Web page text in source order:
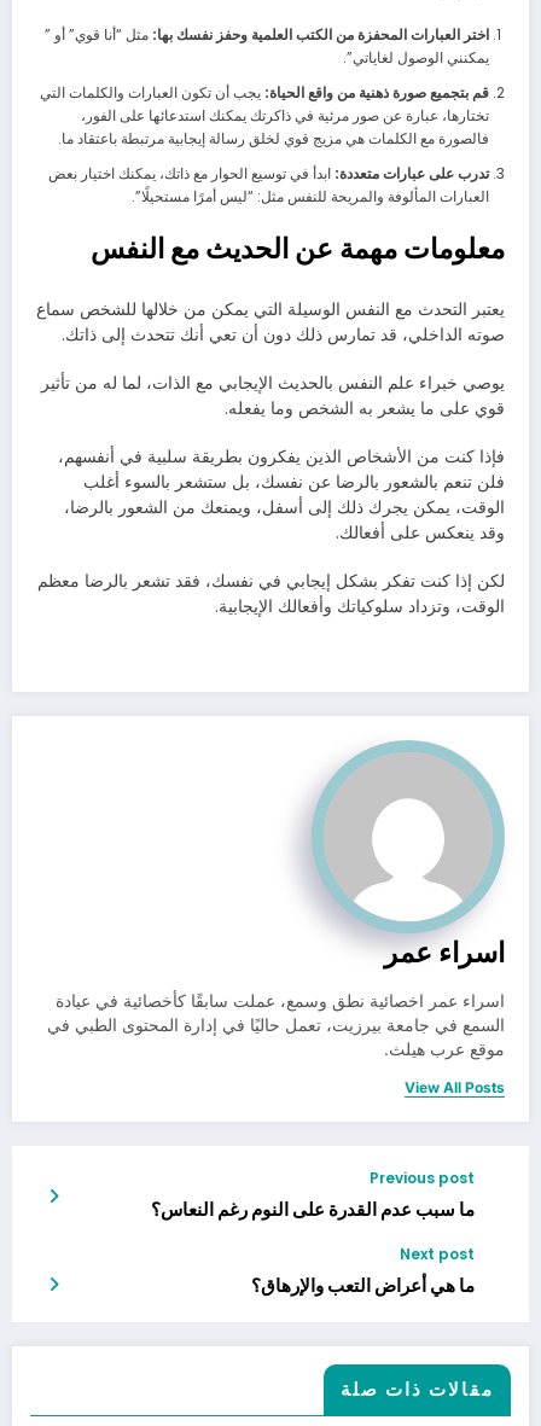
اختر العبارات المحفزة من الكتب العلمية وحفز نفسك بها: مثل “أنا قوي” أو ”
يمكنني الوصول لغاياتي”.
قم بتجميع صورة ذهنية من واقع الحياة:يجب أن تكون العبارات والكلمات التي
تختارها، عبارة عن صور مرئية في ذاكرتك يمكنك استدعائها على الفور،
فالصورة مع الكلمات هي مزيج قوي لخلق رسالة إيجابية مرتبطة باعتقاد ما.
تدرب على عبارات متعددة:ابدأ في توسيع الحوار مع ذاتك، يمكنك اختيار بعض
العبارات المألوفة والمريحة للنفس مثل: “ليس أمرًا مستحيلًا”.
معلومات مهمة عن الحديث مع النفس
يعتبر التحدث مع النفس الوسيلة التي يمكن من خلالها للشخص سماع
صوته الداخلي، قد تمارس ذلك دون أن تعي أنك تتحدث إلى ذاتك.
يوصي خبراء علم النفس بالحديث الإيجابي مع الذات، لما له من تأثير
قوي على ما يشعر به الشخص وما يفعله.
فإذا كنت من الأشخاص الذين يفكرون بطريقة سلبية في أنفسهم،
فلن تنعم بالشعور بالرضا عن نفسك، بل ستشعر بالسوء أغلب
الوقت، يمكن يجرك ذلك إلى أسفل، ويمنعك من الشعور بالرضا،
وقد ينعكس على أفعالك.
لكن إذا كنت تفكر بشكل إيجابي في نفسك، فقد تشعر بالرضا معظم
الوقت، وتزداد سلوكياتك وأفعالك الإيجابية.
اسراء عمر
اسراء عمر اخصائية نطق وسمع، عملت سابقًا كأخصائية في عيادة
السمع في جامعة بيرزيت، تعمل حاليًا في إدارة المحتوى الطبي في
موقع عرب هيلث.
View All Posts
Previous post
ما سبب عدم القدرة على النوم رغم النعاس؟
Next post
ما هي أعراض التعب والإرهاق؟
مقالات ذات صلة